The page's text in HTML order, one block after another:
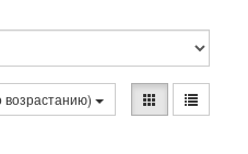
возрастанию)